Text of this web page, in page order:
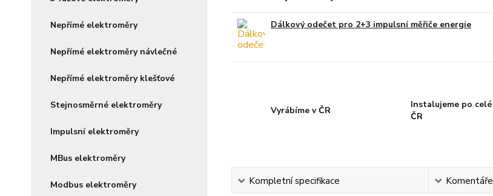
Nepřímé elektroměry
Nepřímé elektroměry návlečné
Nepřímé elektroměry klešťové
Stejnosměrné elektroměry
Impulsní elektroměry
MBus elektroměry
Modbus elektroměry
Dálkový odečet pro 2+3 impulsní měřiče energie
Vyrábíme v ČR
Instalujeme po celé
ČR
Kompletní specifikace Komentáře